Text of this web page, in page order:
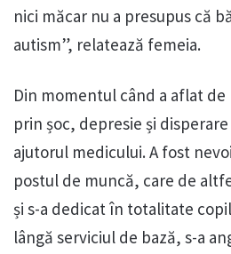
nici măcar nu a presupus că
autism”, relatează femeia.
Din momentul când a aflat
prin șoc, depresie și
ajutorul medicului. A fost
postul de muncă, care de
și s-a dedicat în totalitate
lângă serviciul de bază, s-a